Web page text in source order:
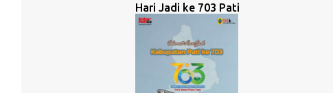
Hari Jadi ke 703 Pati